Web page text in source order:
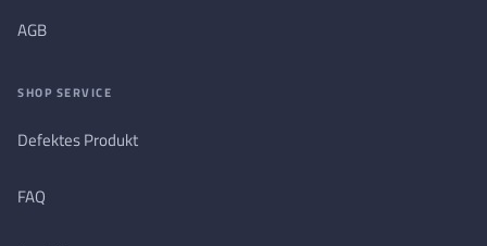
AGB
SHOP SERVICE
Defektes Produkt
FAQ